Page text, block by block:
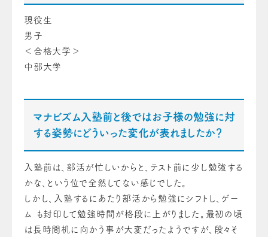
現役生
男子
＜合格大学＞
中部大学
マナビズム入塾前と後ではお子様の勉強に対
する姿勢にどういった変化が表れましたか？
入塾前は、部活が忙しいからと、テスト前に少し勉強する
かな、という位で全然してない感じでした。
しかし、入塾するにあたり部活から勉強にシフトし、ゲー
ム も封印して勉強時間が格段に上がりました。最初の頃
は長時間机に向かう事が大変だったようですが、段々そ